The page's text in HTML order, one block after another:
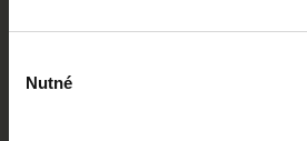
souhlasu
Nutné